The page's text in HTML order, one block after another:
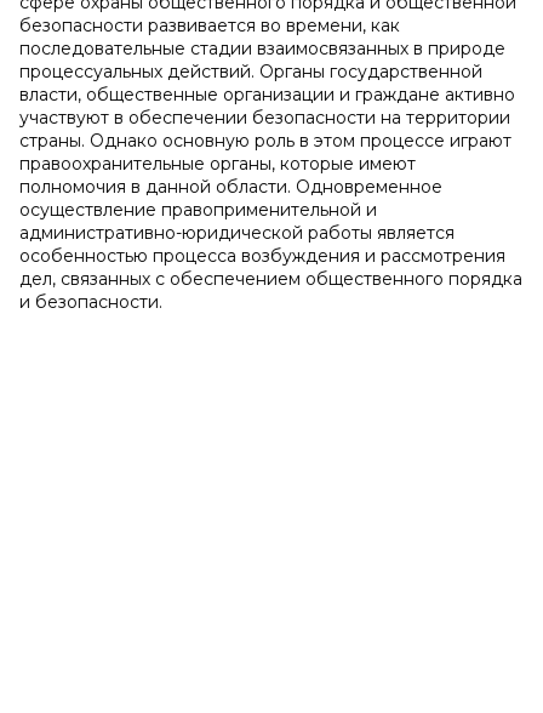
безопасности развивается во времени, как
последовательные стадии взаимосвязанных в природе
процессуальных действий. Органы государственной
власти, общественные организации и граждане активно
участвуют в обеспечении безопасности на территории
страны. Однако основную роль в этом процессе играют
правоохранительные органы, которые имеют
полномочия в данной области. Одновременное
осуществление правоприменительной и
административно-юридической работы является
особенностью процесса возбуждения и рассмотрения
дел, связанных с обеспечением общественного порядка
и безопасности.